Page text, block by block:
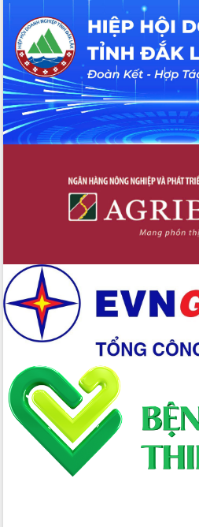
hiện nhiệm vụ quản lý tài sản công
hàng tuần
Tháo gỡ những vướng mắc, đẩy mạnh
công tác cải cách thủ tục hành chính
tại Trung tâm Phục vụ hành chính
công tỉnh
Đắk Lắk: Tôn vinh 46 giải pháp tại Hội
thi Sáng tạo Kỹ thuật 2024 - 2025
Đắk Lắk rà soát, điều chỉnh Đề án 190
Phó Chủ tịch UBND tỉnh Đắk Lắk
Trương Công Thái kiểm tra thực địa
Dự án cao tốc Khánh Hòa - Buôn Ma
sản sống” trong dòng chảy toàn cầu
Xây dựng nông thôn mới: Nâng cao đời
sống người dân từ những mô hình thiết
Quyết liệt tháo gỡ vướng mắc, đẩy
nhanh tiến độ các dự án trọng điểm
trong Khu kinh tế Nam Phú Yên
Hòn Yến phát triển du lịch gắn với bảo
tồn biển
Lấy ý kiến điều chỉnh Quy hoạch tỉnh
Đắk Lắk thời kỳ 2021-2030, tầm nhìn
đến năm 2050
Phát động chiến dịch 30 ngày đêm